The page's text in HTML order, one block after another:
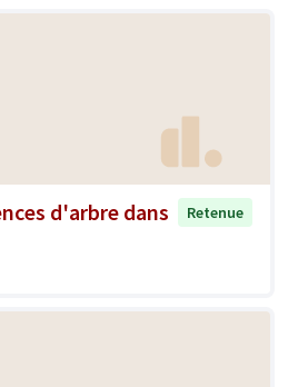
d'arbre dans
Retenue